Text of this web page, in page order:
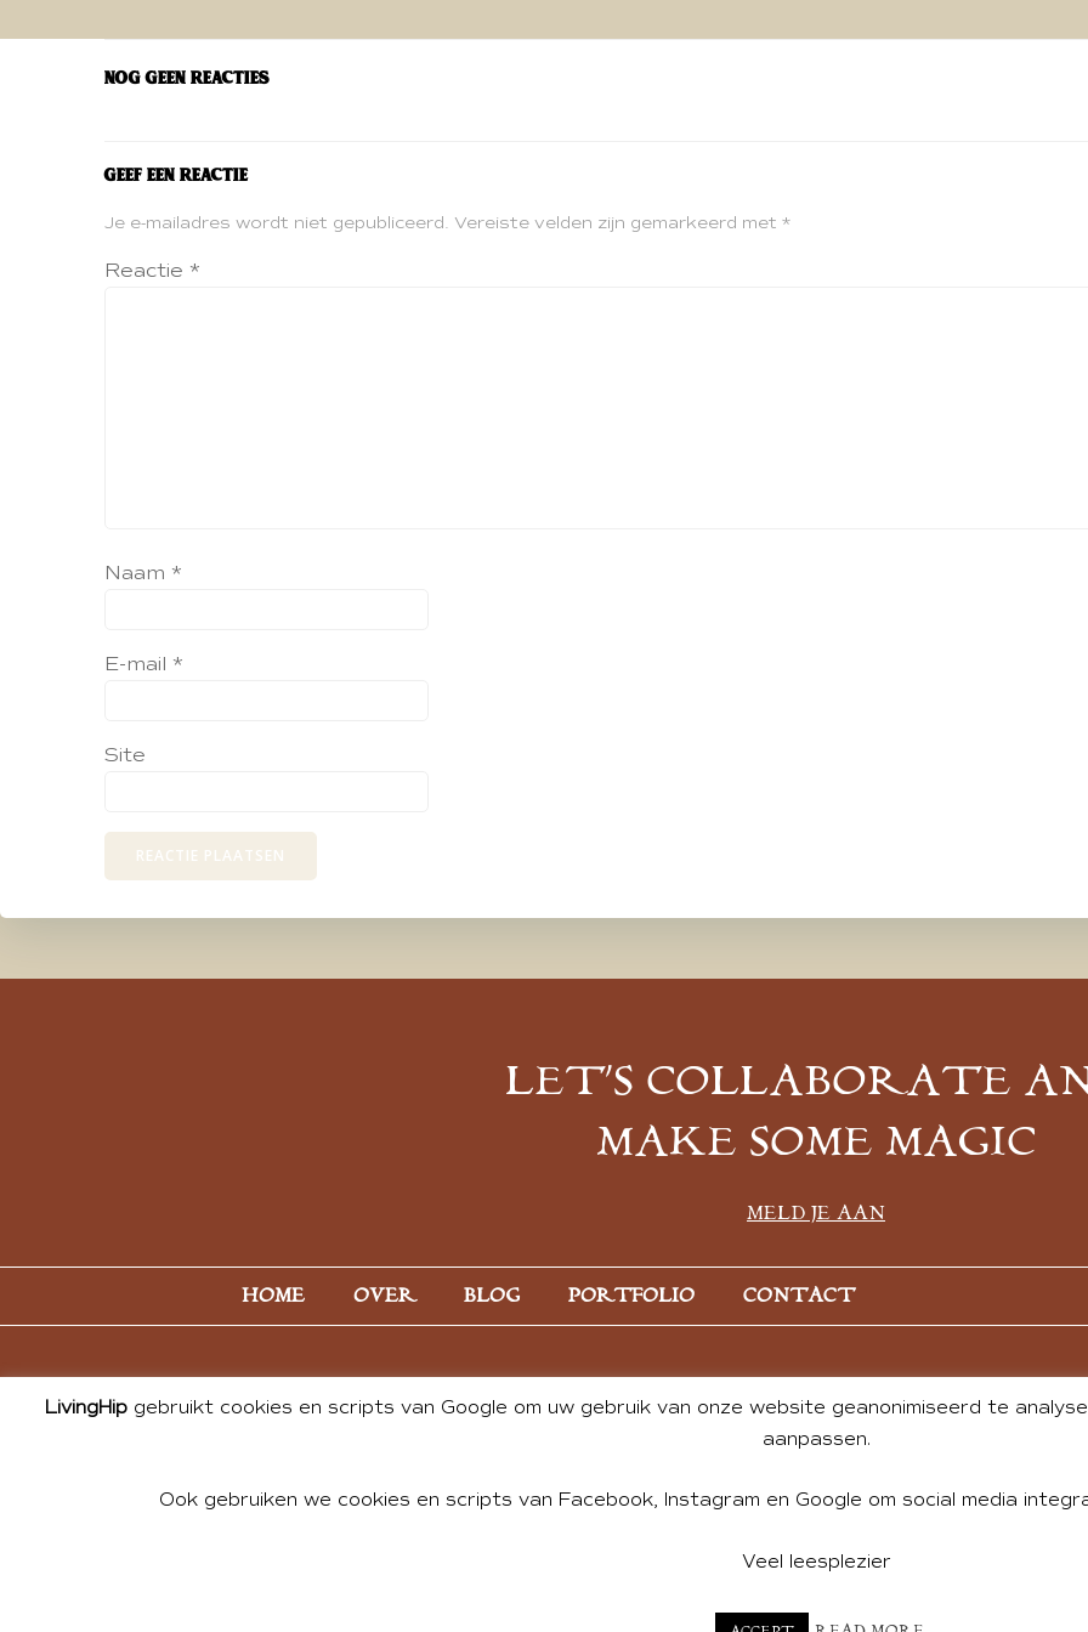
navigatie
Nog geen reacties
Geef een reactie
Je e-mailadres wordt niet gepubliceerd. Vereiste velden zijn gemarkeerd met *
Reactie *
Naam *
E-mail *
Site
LET’S COLLABORATE
MAKE SOME MAGIC
MELD JE AAN
HOME OVER BLOG PORTFOLIO CONTACT
© 2026 ALL PHOTOS & CONTENT BY ANDREA DE GROOT. WEBSITE DESIGN BY
LivingHip gebruikt cookies en scripts van Google om uw gebruik van onze website geanonimiseerd te
aanpassen.
Ook gebruiken we cookies en scripts van Facebook, Instagram en Google om social media
Veel leesplezier